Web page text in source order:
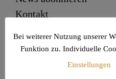
Kontakt
Datenschutz
Bei weiterer Nutzung unserer
Funktion zu. Individuelle
Einstellungen